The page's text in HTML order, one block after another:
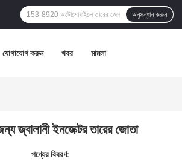
অনুসন্ধান করুন
যোগাযোগ করুন খবর মামলা
ইনজেক্টর তারের জোতা
পণ্যের বিবরণ: